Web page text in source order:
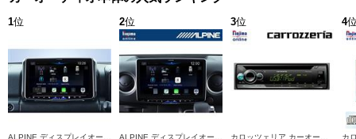
1位 2位 3位 4